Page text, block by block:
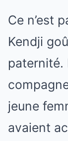
Ce n’est
Kendji
paternité.
jeune
avaient